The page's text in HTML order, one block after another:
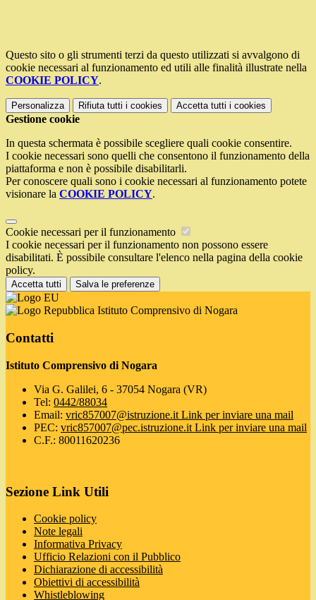
Questo sito o gli strumenti terzi da questo utilizzati si avvalgono di
cookie necessari al funzionamento ed utili alle finalità illustrate nella
COOKIE POLICY.
Personalizza Rifiuta tutti i cookies Accetta tutti i cookies
Gestione cookie
In questa schermata è possibile scegliere quali cookie consentire.
I cookie necessari sono quelli che consentono il funzionamento della
piattaforma e non è possibile disabilitarli.
Per conoscere quali sono i cookie necessari al funzionamento potete
visionare la COOKIE POLICY.
Cookie necessari per il funzionamento
I cookie necessari per il funzionamento non possono essere
disabilitati. È possibile consultare l'elenco nella pagina della cookie
policy.
Accetta tutti Salva le preferenze
Istituto Comprensivo di Nogara
Contatti
Istituto Comprensivo di Nogara
Via G. Galilei, 6 - 37054 Nogara (VR)
Tel: 0442/88034
Email: vric857007@istruzione.it Link per inviare una mail
PEC: vric857007@pec.istruzione.it Link per inviare una mail
C.F.: 80011620236
Sezione Link Utili
Cookie policy
Note legali
Informativa Privacy
Ufficio Relazioni con il Pubblico
Dichiarazione di accessibilità
Obiettivi di accessibilità
Whistleblowing